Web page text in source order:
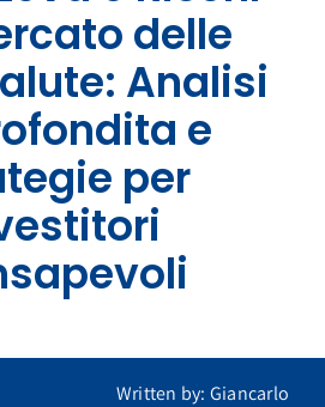
Abbonamenti
Servizi
Logout
delle
Analisi
e
per
Written by: Giancarlo